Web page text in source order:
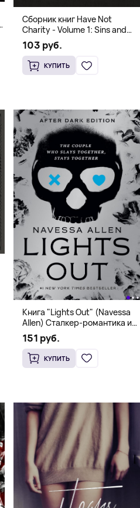
Сборник книг Have Not
Charity - Volume 1: Sins and
Volume 2: Virtues
103 руб.
КУПИТЬ
Книга "Lights Out" (Navessa
Allen) Сталкер-романтика и
человек в маске (18+)
151 руб.
КУПИТЬ